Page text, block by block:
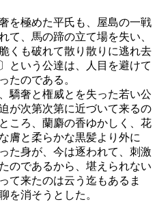
を極めた平氏も、屋島の一戦
て、馬の蹄の立て場を失い、
くも破れて散り散りに逃れ去
という公達は、人目を避けて
たのである。
驕奢と権威とを失った若い公
が次第次第に近づいて来るの
ころ、蘭麝の香ゆかしく、花
膚と柔らかな黒髪より外に
た身が、今は逐われて、刺激
のであるから、堪えられない
て来たのは云う迄もあるま
を消そうとした。